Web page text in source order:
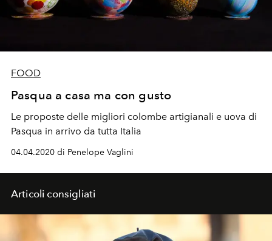
FOOD
Pasqua a casa ma con gusto
Le proposte delle migliori colombe artigianali e uova di
Pasqua in arrivo da tutta Italia
04.04.2020 di Penelope Vaglini
Articoli consigliati